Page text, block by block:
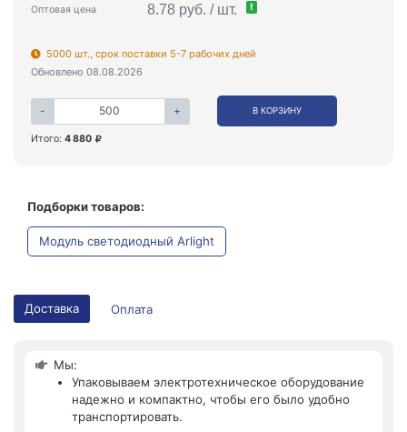
Оптовая цена 8.78 руб. / шт. !
5000 шт., срок поставки 5-7 рабочих дней
Обновлено 08.08.2026
- + В КОРЗИНУ
Итого: 4 880
Подборки товаров:
Модуль светодиодный Arlight
Доставка Оплата
Мы:
Упаковываем электротехническое оборудование
надежно и компактно, чтобы его было удобно
транспортировать.